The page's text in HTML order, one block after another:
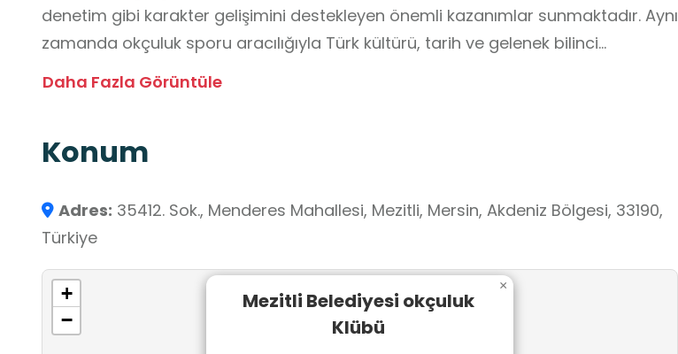
denetim gibi karakter gelişimini destekleyen önemli kazanımlar sunmaktadır. Aynı
zamanda okçuluk sporu aracılığıyla Türk kültürü, tarih ve gelenek bilinci
Daha Fazla Görüntüle
Konum
Adres: 35412. Sok., Menderes Mahallesi, Mezitli, Mersin, Akdeniz Bölgesi, 33190,
Türkiye
Mezitli Belediyesi okçuluk
Klübü
×
+
−